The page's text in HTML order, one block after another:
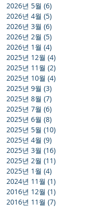
2026년 5월 (6)
2026년 4월 (5)
2026년 3월 (6)
2026년 2월 (5)
2026년 1월 (4)
2025년 12월 (4)
2025년 11월 (2)
2025년 10월 (4)
2025년 9월 (3)
2025년 8월 (7)
2025년 7월 (6)
2025년 6월 (8)
2025년 5월 (10)
2025년 4월 (9)
2025년 3월 (16)
2025년 2월 (11)
2025년 1월 (4)
2024년 11월 (1)
2016년 12월 (1)
2016년 11월 (7)